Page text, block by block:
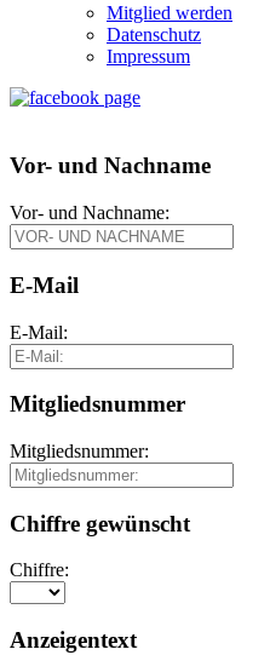
Mitglied werden
Datenschutz
Impressum
Vor- und Nachname
Vor- und Nachname:
E-Mail
E-Mail:
Mitgliedsnummer
Mitgliedsnummer:
Chiffre gewünscht
Chiffre:
Anzeigentext